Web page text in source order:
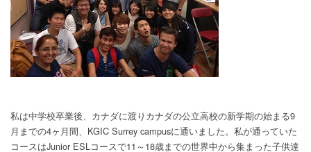
私は中学校卒業後、カナダに渡りカナダの公立高校の新学期の始まる9
月までの4ヶ月間、KGIC Surrey campusに通いました。私が通っていた
コースはJunior ESLコースで11～18歳までの世界中から集まった子供達